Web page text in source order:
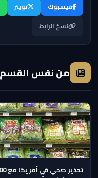
فيسبوك تويتر
نسخ الرابط
من نفس القسم